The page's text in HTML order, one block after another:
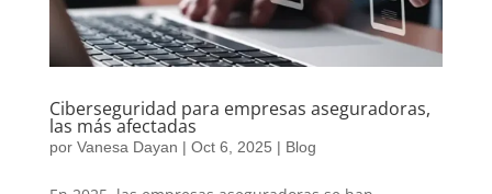
Ciberseguridad para empresas aseguradoras,
las más afectadas
por Vanesa Dayan | Oct 6, 2025 | Blog